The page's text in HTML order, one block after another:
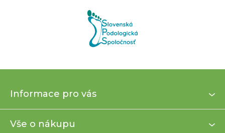
p
Informace pro vás
Vše o nákupu